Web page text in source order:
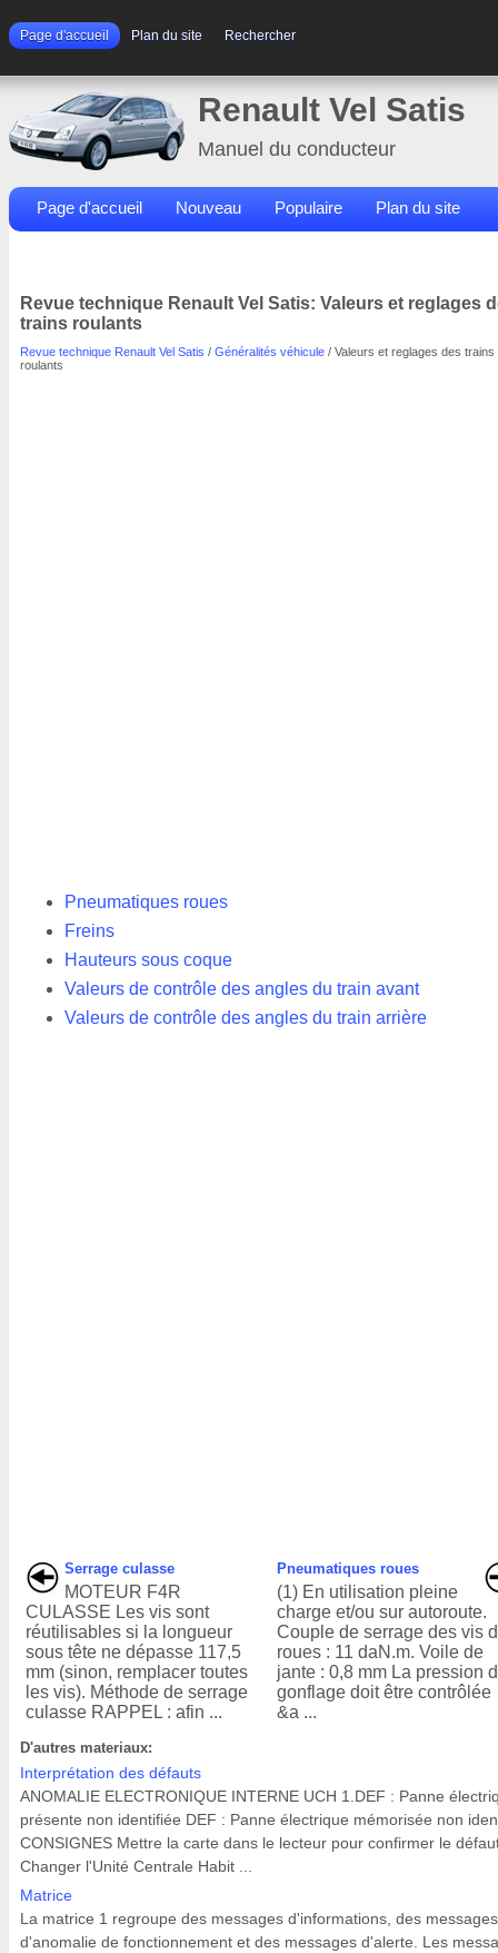
Page d'accueil Plan du site Rechercher
Renault Vel Satis
Manuel du conducteur
Page d'accueil Nouveau Populaire Plan du site
Revue technique Renault Vel Satis: Valeurs et reglages
trains roulants
Revue technique Renault Vel Satis / Généralités véhicule / Valeurs et reglages des trains
roulants
Pneumatiques roues
Freins
Hauteurs sous coque
Valeurs de contrôle des angles du train avant
Valeurs de contrôle des angles du train arrière
Serrage culasse
MOTEUR F4R
CULASSE Les vis sont
réutilisables si la longueur
sous tête ne dépasse 117,5
mm (sinon, remplacer toutes
les vis). Méthode de serrage
culasse RAPPEL : afin ...
Pneumatiques roues
(1) En utilisation pleine
charge et/ou sur autoroute.
Couple de serrage des vis
roues : 11 daN.m. Voile de
jante : 0,8 mm La pression
gonflage doit être contrôlée
&a ...
D'autres materiaux:
Interprétation des défauts
ANOMALIE ELECTRONIQUE INTERNE UCH 1.DEF : Panne
présente non identifiée DEF : Panne électrique mémorisée non
CONSIGNES Mettre la carte dans le lecteur pour confirmer le
Changer l'Unité Centrale Habit ...
Matrice
La matrice 1 regroupe des messages d'informations, des messages
d'anomalie de fonctionnement et des messages d'alerte. Les